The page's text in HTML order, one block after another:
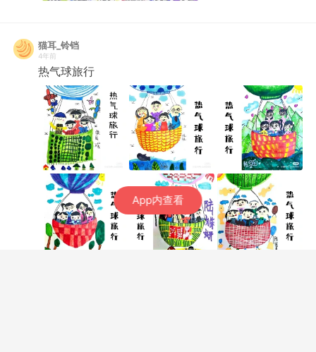
App内查看
猫耳_铃铛
4年前
热气球旅行